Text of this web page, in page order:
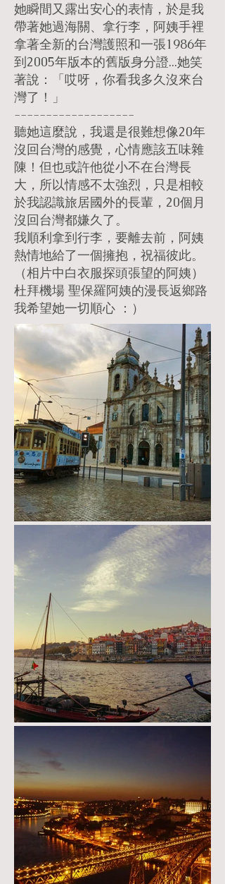
她瞬間又露出安心的表情，於是我
帶著她過海關、拿行李，阿姨手裡
拿著全新的台灣護照和一張1986年
到2005年版本的舊版身分證...她笑
著說：「哎呀，你看我多久沒來台
灣了！」
-------------------
聽她這麼說，我還是很難想像20年
沒回台灣的感覺，心情應該五味雜
陳！但也或許他從小不在台灣長
大，所以情感不太強烈，只是相較
於我認識旅居國外的長輩，20個月
沒回台灣都嫌久了。
我順利拿到行李，要離去前，阿姨
熱情地給了一個擁抱，祝福彼此。
（相片中白衣服探頭張望的阿姨）
杜拜機場 聖保羅阿姨的漫長返鄉路
我希望她一切順心 ：）